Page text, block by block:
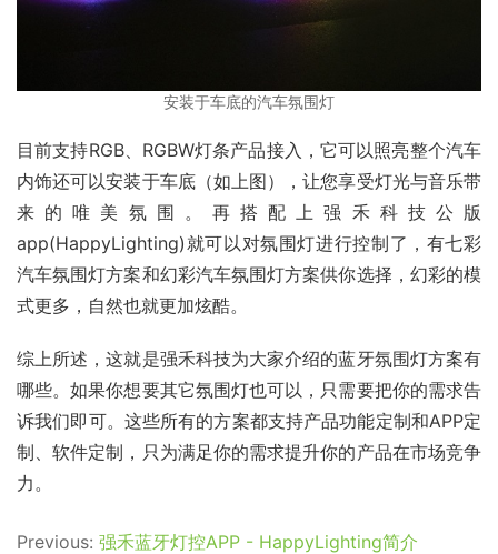
安装于车底的汽车氛围灯
目前支持RGB、RGBW灯条产品接入，它可以照亮整个汽车
内饰还可以安装于车底（如上图），让您享受灯光与音乐带
来的唯美氛围。再搭配上强禾科技公版
app(HappyLighting)就可以对氛围灯进行控制了，有七彩
汽车氛围灯方案和幻彩汽车氛围灯方案供你选择，幻彩的模
式更多，自然也就更加炫酷。
综上所述，这就是强禾科技为大家介绍的蓝牙氛围灯方案有
哪些。如果你想要其它氛围灯也可以，只需要把你的需求告
诉我们即可。这些所有的方案都支持产品功能定制和APP定
制、软件定制，只为满足你的需求提升你的产品在市场竞争
力。
Previous: 强禾蓝牙灯控APP - HappyLighting简介